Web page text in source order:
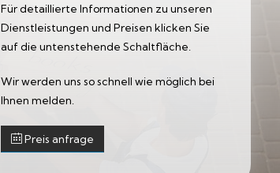
Für detaillierte Informationen zu unseren
Dienstleistungen und Preisen klicken Sie
auf die untenstehende Schaltfläche.
Wir werden uns so schnell wie möglich bei
Ihnen melden.
Preis anfrage